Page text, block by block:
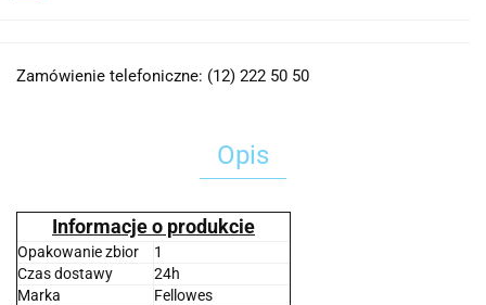
Zamówienie telefoniczne: (12) 222 50 50
Opis
Informacje o produkcie
Opakowanie zbior
1
Czas dostawy
24h
Marka
Fellowes